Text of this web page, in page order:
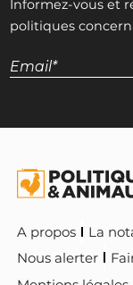
Informez-vous et
politiques
A propos La
Nous alerter